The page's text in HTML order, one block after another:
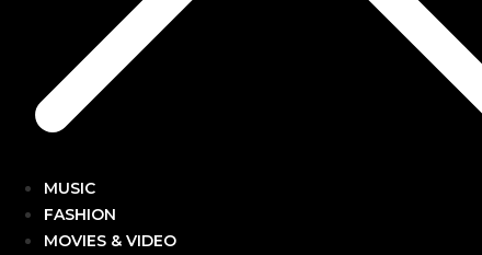
MUSIC
FASHION
MOVIES & VIDEO